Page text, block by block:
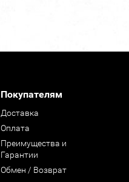
Покупателям
Доставка
Оплата
Преимущества и
Гарантии
Обмен / Возврат